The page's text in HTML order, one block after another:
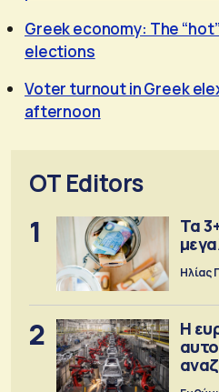
Greek economy: The
elections
Voter turnout in Greek
afternoon
OT Editors
1
Τα
Ηλίας
2
Η
Κίνα